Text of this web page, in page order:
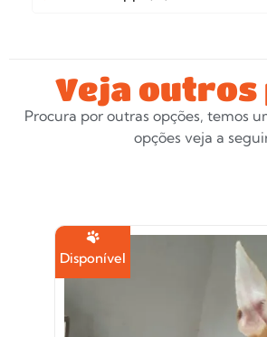
Veja outros
Procura por outras opções, temos
opções veja a
Disponível